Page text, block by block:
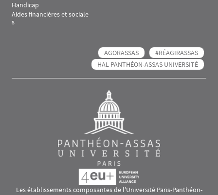
Handicap
Aides financières et sociale
s
AGORASSAS
#RÉAGIRASSAS
HAL PANTHÉON-ASSAS UNIVERSITÉ
Les établissements composantes de l’Université Paris-Panthéon-